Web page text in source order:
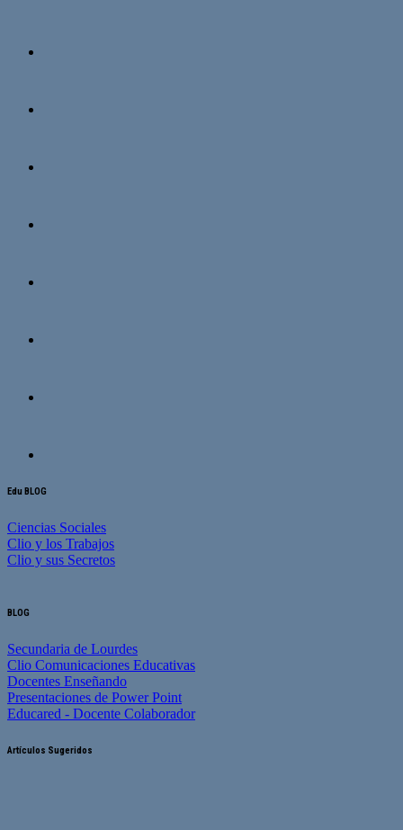
Edu BLOG
Ciencias Sociales
Clio y los Trabajos
Clio y sus Secretos
BLOG
Secundaria de Lourdes
Clio Comunicaciones Educativas
Docentes Enseñando
Presentaciones de Power Point
Educared - Docente Colaborador
Artículos Sugeridos